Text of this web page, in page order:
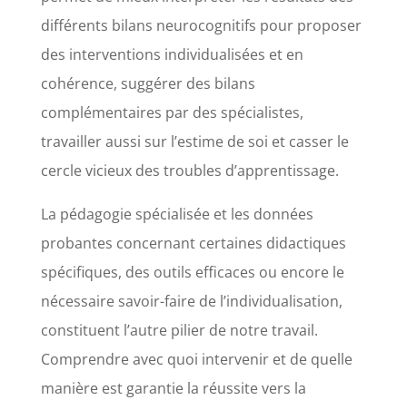
différents bilans neurocognitifs pour proposer
des interventions individualisées et en
cohérence, suggérer des bilans
complémentaires par des spécialistes,
travailler aussi sur l’estime de soi et casser le
cercle vicieux des troubles d’apprentissage.
La pédagogie spécialisée et les données
probantes concernant certaines didactiques
spécifiques, des outils efficaces ou encore le
nécessaire savoir-faire de l’individualisation,
constituent l’autre pilier de notre travail.
Comprendre avec quoi intervenir et de quelle
manière est garantie la réussite vers la